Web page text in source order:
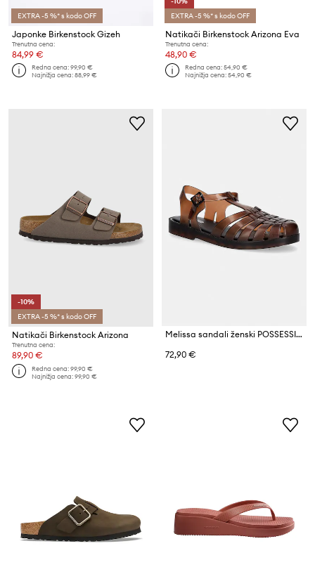
EXTRA -5 %* s kodo OFF
Japonke Birkenstock Gizeh
Trenutna cena:
84,99 €
Redna cena:99,90 €
Najnižja cena:88,99 €
EXTRA -5 %* s kodo OFF
Natikači Birkenstock Arizona Eva
Trenutna cena:
48,90 €
Redna cena:54,90 €
Najnižja cena:54,90 €
-10%
EXTRA -5 %* s kodo OFF
Natikači Birkenstock Arizona
Trenutna cena:
89,90 €
Redna cena:99,90 €
Najnižja cena:99,90 €
Melissa sandali ženski POSSESSION AD
72,90 €